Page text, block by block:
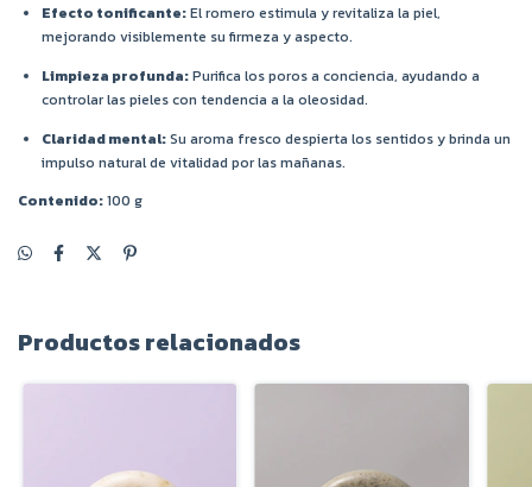
Efecto tonificante:El romero estimula y revitaliza la piel,
mejorando visiblemente su firmeza y aspecto.
Limpieza profunda:Purifica los poros a conciencia, ayudando a
controlar las pieles con tendencia a la oleosidad.
Claridad mental:Su aroma fresco despierta los sentidos y brinda un
impulso natural de vitalidad por las mañanas.
Contenido:100 g
Productos relacionados